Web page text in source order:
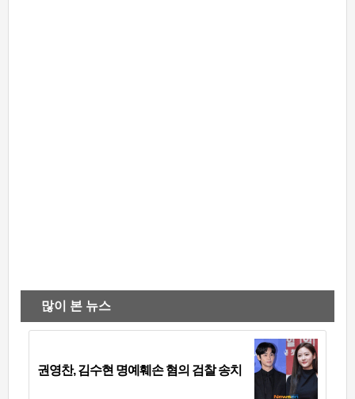
많이 본 뉴스
권영찬, 김수현 명예훼손 혐의 검찰 송치